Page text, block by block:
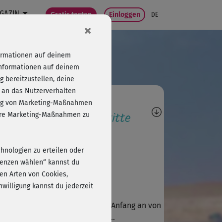
Gratis testen Einloggen DE
Antworten,
Fortschritte
Kurs, vielen Dank!
Michaela191
voll frustriert. Tango bitte von Anfang an von
zeigen. Blickt ja keiner. Wa...
×
auf deinem
auf deinem
bereitzustellen, deine
das Nutzerverhalten
von Marketing-Maßnahmen
Marketing-Maßnahmen zu
zu erteilen oder
wählen“ kannst du
Arten von Cookies,
kannst du jederzeit